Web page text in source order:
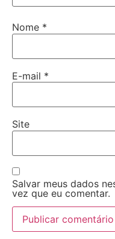
Nome *
E-mail *
Site
Salvar meus dados
vez que eu comentar.